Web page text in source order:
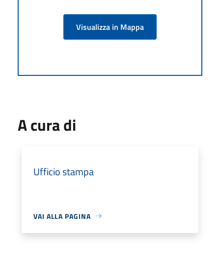
Visualizza in Mappa
A cura di
Ufficio stampa
VAI ALLA PAGINA